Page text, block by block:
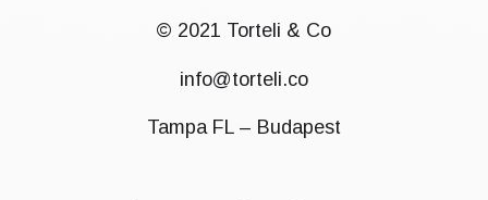
© 2021 Torteli & Co
info@torteli.co
Tampa FL – Budapest